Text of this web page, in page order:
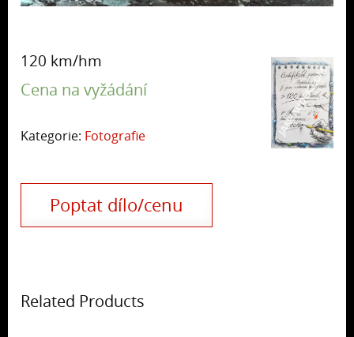
120 km/hm
Cena na vyžádání
Kategorie: Fotografie
Poptat dílo/cenu
Related Products